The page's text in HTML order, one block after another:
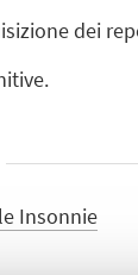
dei
Insonnie